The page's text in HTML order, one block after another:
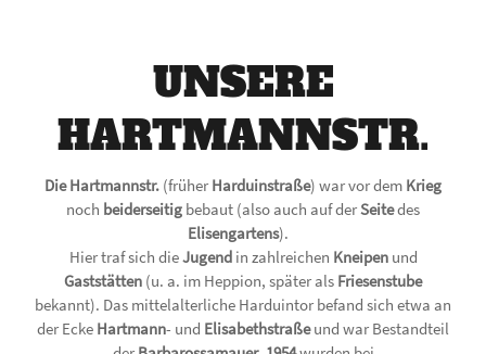
UNSERE
HARTMANNSTR.
Die Hartmannstr. (früher Harduinstraße) war vor dem Krieg
noch beiderseitig bebaut (also auch auf derSeitedes
Elisengartens).
Hier traf sich dieJugendin zahlreichen Kneipenund
Gaststätten (u. a. im Heppion, später als Friesenstube
bekannt). Das mittelalterliche Harduintor befand sich etwa an
der Ecke Hartmann- und Elisabethstraßeund war Bestandteil